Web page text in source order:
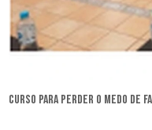
curso para perder o medo de